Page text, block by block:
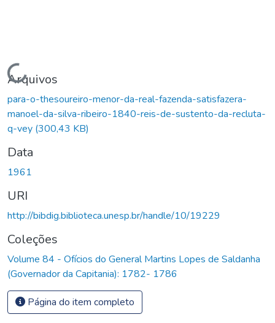
Carregando...
Arquivos
para-o-thesoureiro-menor-da-real-fazenda-satisfazera-
manoel-da-silva-ribeiro-1840-reis-de-sustento-da-recluta-
q-vey (300,43 KB)
Data
1961
URI
http://bibdig.biblioteca.unesp.br/handle/10/19229
Coleções
Volume 84 - Ofícios do General Martins Lopes de Saldanha
(Governador da Capitania): 1782- 1786
Página do item completo